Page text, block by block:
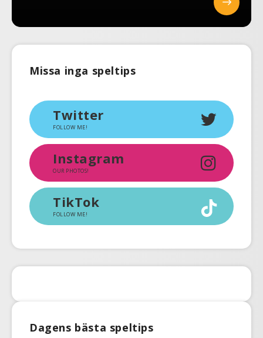
Missa inga speltips
Twitter
FOLLOW ME!
Instagram
OUR PHOTOS!
TikTok
FOLLOW ME!
Dagens bästa speltips